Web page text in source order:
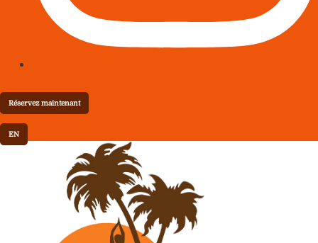
Réservez maintenant
EN